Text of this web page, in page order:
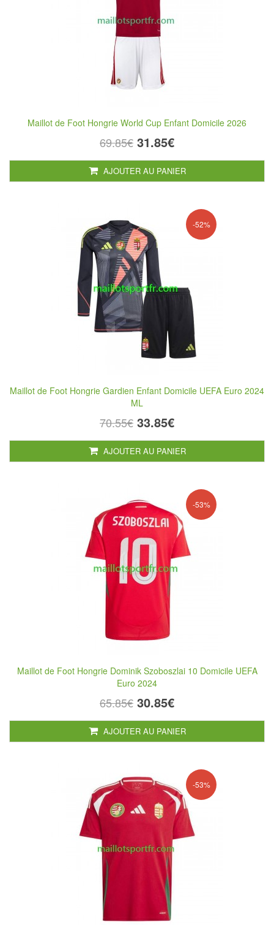
Maillot de Foot Hongrie World Cup Enfant Domicile 2026
69.85€ 31.85€
AJOUTER AU PANIER
-52%
Maillot de Foot Hongrie Gardien Enfant Domicile UEFA Euro 2024
ML
70.55€ 33.85€
AJOUTER AU PANIER
-53%
Maillot de Foot Hongrie Dominik Szoboszlai 10 Domicile UEFA
Euro 2024
65.85€ 30.85€
AJOUTER AU PANIER
-53%